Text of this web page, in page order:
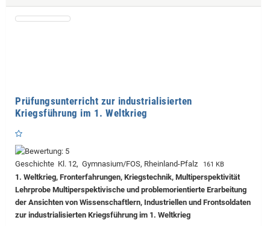
Prüfungsunterricht zur industrialisierten
Kriegsführung im 1. Weltkrieg
Geschichte Kl. 12, Gymnasium/FOS, Rheinland-Pfalz 161 KB
1. Weltkrieg, Fronterfahrungen, Kriegstechnik, Multiperspektivität
Lehrprobe Multiperspektivische und problemorientierte Erarbeitung
der Ansichten von Wissenschaftlern, Industriellen und Frontsoldaten
zur industrialisierten Kriegsführung im 1. Weltkrieg